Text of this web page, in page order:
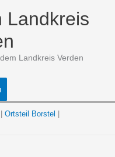
Landkreis
Landkreis Verden
Ortsteil Borstel